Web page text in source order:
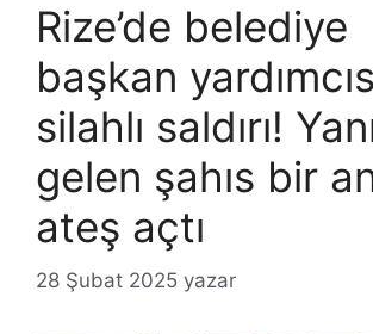
Rize’de belediye
başkan
silahlı saldırı!
gelen şahıs bir
ateş açtı
28 Şubat 2025 yazar